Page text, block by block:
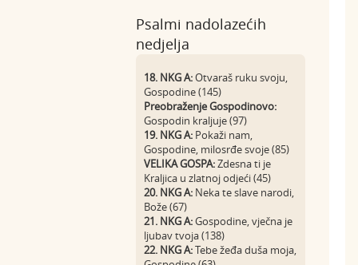
Psalmi nadolazećih
nedjelja
18. NKG A:Otvaraš ruku svoju,
Gospodine (145)
Preobraženje Gospodinovo:
Gospodin kraljuje (97)
19. NKG A: Pokaži nam,
Gospodine, milosrđe svoje (85)
VELIKA GOSPA:Zdesna ti je
Kraljica u zlatnoj odjeći (45)
20. NKG A: Neka te slave narodi,
Bože (67)
21. NKG A:Gospodine, vječna je
ljubav tvoja (138)
22. NKG A:Tebe žeđa duša moja,